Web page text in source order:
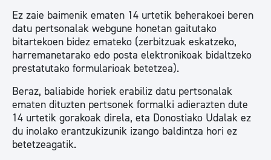
Ez zaie baimenik ematen 14 urtetik beherakoei beren
datu pertsonalak webgune honetan gaitutako
bitartekoen bidez emateko (zerbitzuak eskatzeko,
harremanetarako edo posta elektronikoak bidaltzeko
prestatutako formularioak betetzea).
Beraz, baliabide horiek erabiliz datu pertsonalak
ematen dituzten pertsonek formalki adierazten dute
14 urtetik gorakoak direla, eta Donostiako Udalak ez
du inolako erantzukizunik izango baldintza hori ez
betetzeagatik.